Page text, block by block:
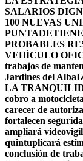
SALARIOS
100 NUEVAS
PUNTA
PROBABLES
VEHÍCULO
trabajos de
Jardines del Alba
LA
cobro a
carecer de
fortalecen
ampliará
quintuplicará
conclusión de